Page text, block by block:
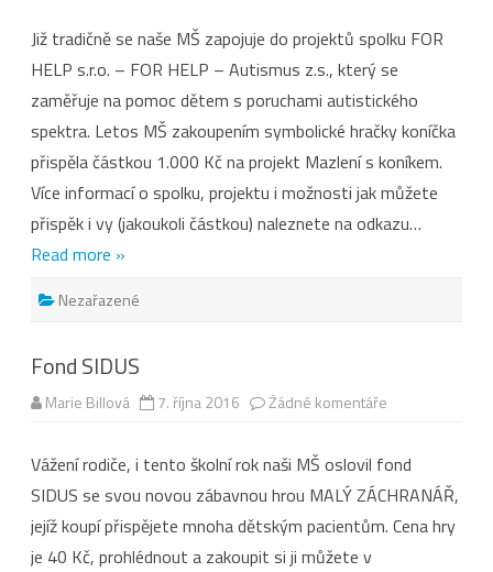
FOR
HELP
–
Autismus
Již tradičně se naše MŠ zapojuje do projektů spolku FOR
HELP s.r.o. – FOR HELP – Autismus z.s., který se
zaměřuje na pomoc dětem s poruchami autistického
spektra. Letos MŠ zakoupením symbolické hračky koníčka
přispěla částkou 1.000 Kč na projekt Mazlení s koníkem.
Více informací o spolku, projektu i možnosti jak můžete
přispěk i vy (jakoukoli částkou) naleznete na odkazu…
Read more »
Nezařazené
Fond SIDUS
Marie Billová 7. října 2016 Žádné komentáře
Fond
SIDUS
Vážení rodiče, i tento školní rok naši MŠ oslovil fond
SIDUS se svou novou zábavnou hrou MALÝ ZÁCHRANÁŘ,
jejíž koupí přispějete mnoha dětským pacientům. Cena hry
je 40 Kč, prohlédnout a zakoupit si ji můžete v